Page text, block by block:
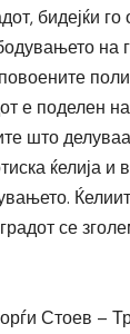
бидејќи го
на
е поделен
што
ќелија и
се
Стоев –